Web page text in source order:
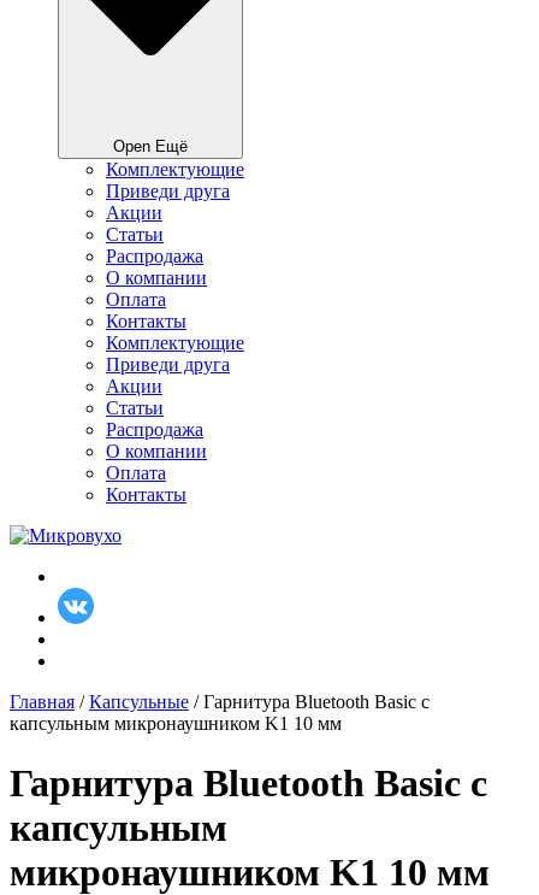
Open Ещё
Комплектующие
Приведи друга
Акции
Статьи
Распродажа
О компании
Оплата
Контакты
Комплектующие
Приведи друга
Акции
Статьи
Распродажа
О компании
Оплата
Контакты
Главная /Капсульные / Гарнитура Bluetooth Basic c
капсульным микронаушником K1 10 мм
Гарнитура Bluetooth Basic c
капсульным
микронаушником K1 10 мм